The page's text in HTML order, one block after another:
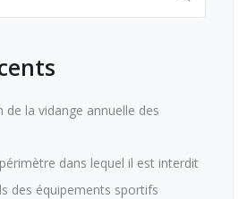
de la vidange annuelle des
dans lequel il est interdit
des équipements sportifs